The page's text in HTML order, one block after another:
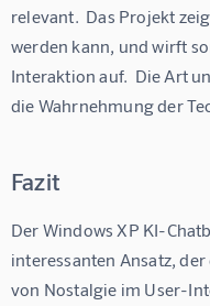
relevant.  Das Projekt
werden kann, und wirft
Interaktion auf.  Die Art
die Wahrnehmung der
Fazit
Der Windows XP KI-
interessanten Ansatz,
von Nostalgie im User-